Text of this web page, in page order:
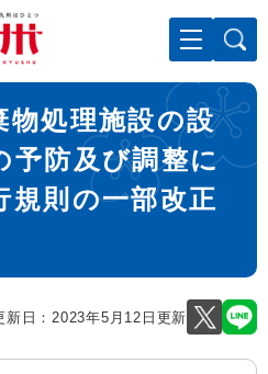
飛ばして本文へ
物処理施設の設
予防及び調整に
規則の一部改正
新日：2023年5月12日更新